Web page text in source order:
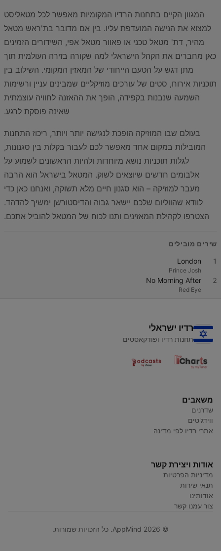
המגוון הקיים בתחנות הרדיו המקומיות מאפשר לכל מטאליסט
למצוא את הנישה המועדפת עליו. בין אם מדובר בת'ראש מטאל
מהיר, דת' מטאל טכני או פאוור מטאל אפי, השידורים הזמינים
כאן מחברים את הקהל הישראלי למה שקורה בזירה העולמית תוך
מתן דגש על הטעם הייחודי של המאזין המקומי. השילוב בין
תוכניות אירוח, סטים של עורכים מוזיקליים שמבינים עניין ורשימות
השמעה שנבנות בקפידה, הופך את ההאזנה לחוויה עוצמתית
שאינה פוסקת לרגע.
בעולם שבו המוזיקה הופכת לנגישה יותר ויותר, ריכוז התחנות
המובילות במקום אחד מאפשר לכם לעבור בקלות בין סגנונות,
לגלות תוכניות נושא מיוחדות ולהיות הראשונים לשמוע על
אלבומים חדשים שיוצאים לשוק. המטאל בישראל הוא הרבה
מעבר למוזיקה – הוא סגנון חיים מלא תשוקה, ואנחנו כאן כדי
לוודא שהווליום שלכם יישאר גבוה והדיסטורשן ימשיך להדהד.
הצטרפו לקהילת המאזינים ותנו לכוח של המטאל להוביל אתכם.
שירים מובילים
1
London
Prince Josh
2
No Morning After
Red Eye
רדיו ישראלי
תחנות רדיו ופודקאסטים
משאבים
שדרנים
ווידג'טים
אתרי רדיו לפי מדינה
אודות ויצירת קשר
מדיניות הפרטיות
תנאי שירות
אודותינו
צור עמנו קשר
© AppMind 2026. כל הזכויות שמורות.